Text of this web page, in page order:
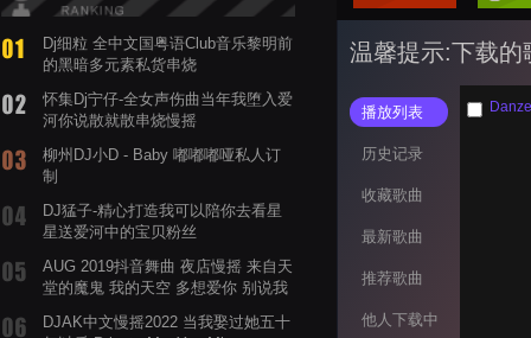
Dj细粒 全中文国粤语Club音乐黎明前
的黑暗多元素私货串烧
怀集Dj宁仔-全女声伤曲当年我堕入爱
河你说散就散串烧慢摇
柳州DJ小D - Baby 嘟嘟嘟哑私人订
制
DJ猛子-精心打造我可以陪你去看星
星送爱河中的宝贝粉丝
AUG 2019抖音舞曲 夜店慢摇 来自天
堂的魔鬼 我的天空 多想爱你 别说我
DJAK中文慢摇2022 当我娶过她五十
温馨提示:下载的
播放列表
历史记录
收藏歌曲
最新歌曲
推荐歌曲
他人下载中